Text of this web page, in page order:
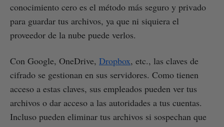
conocimiento cero es el método más seguro y privado
para guardar tus archivos, ya que ni siquiera el
proveedor de la nube puede verlos.
Con Google, OneDrive, Dropbox, etc., las claves de
cifrado se gestionan en sus servidores. Como tienen
acceso a estas claves, sus empleados pueden ver tus
archivos o dar acceso a las autoridades a tus cuentas.
Incluso pueden eliminar tus archivos si sospechan que